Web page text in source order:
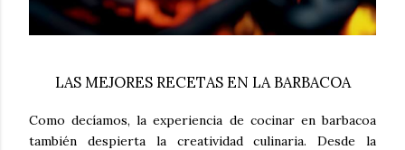
LAS MEJORES RECETAS EN LA BARBACOA
Como decíamos, la experiencia de cocinar en barbacoa
también despierta la creatividad culinaria. Desde la